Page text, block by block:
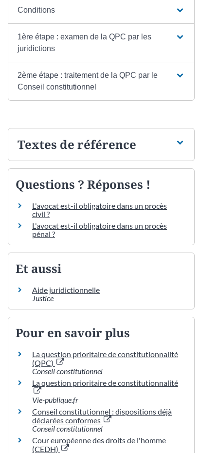
Conditions
1ère étape : examen de la QPC par les
juridictions
2ème étape : traitement de la QPC par le
Conseil constitutionnel
Textes de référence
Questions ? Réponses !
L'avocat est-il obligatoire dans un procès
civil ?
L'avocat est-il obligatoire dans un procès
pénal ?
Et aussi
Aide juridictionnelle
Justice
Pour en savoir plus
La question prioritaire de constitutionnalité
(QPC)
Conseil constitutionnel
La question prioritaire de constitutionnalité
Vie-publique.fr
Conseil constitutionnel : dispositions déjà
déclarées conformes
Conseil constitutionnel
Cour européenne des droits de l'homme
(CEDH)